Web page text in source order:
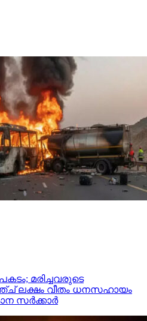
മരിച്ചവരുടെ
ലക്ഷം വീതം ധനസഹായം
സര്‍ക്കാര്‍